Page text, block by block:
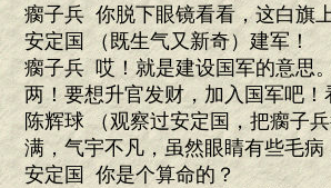
瘸子兵 你脱下眼镜看看，这白旗
安定国 （既生气又新奇）建军！
瘸子兵 哎！就是建设国军的意思
两！要想升官发财，加入国军吧
陈辉球 （观察过安定国，把瘸子
满，气宇不凡，虽然眼睛有些毛
安定国 你是个算命的？